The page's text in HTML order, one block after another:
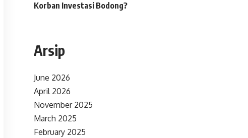
Korban Investasi Bodong?
Arsip
June 2026
April 2026
November 2025
March 2025
February 2025